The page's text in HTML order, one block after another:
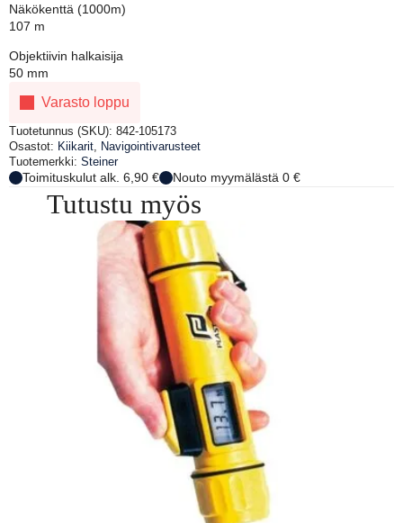
Näkökenttä (1000m)
107 m
Objektiivin halkaisija
50 mm
Varasto loppu
Tuotetunnus (SKU): 842-105173
Osastot: Kiikarit Navigointivarusteet
Tuotemerkki: Steiner
Toimituskulut alk. 6,90 € Nouto myymälästä 0 €
Tutustu myös